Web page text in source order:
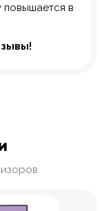
повышается в